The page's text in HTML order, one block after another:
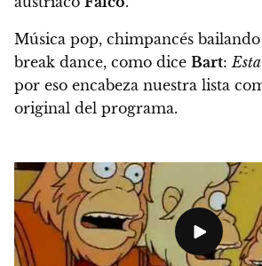
Música pop, chimpancés
break dance, como dice Bart:
por eso encabeza nuestra lista
original del programa.